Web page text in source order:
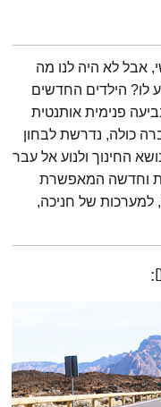
אבל לא היה לנו מה
לו? הילדים החדשים
פנימית אותנטית
כולה, נדרשת לבחון
החינוך ולנוע אל עבר
וחדשה המאפשרת
למערכות של חניכה,